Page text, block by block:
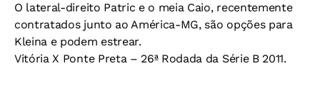
O lateral-direito Patric e o meia Caio, recentemente
contratados junto ao América-MG, são opções para
Kleina e podem estrear.
Vitória X Ponte Preta – 26ª Rodada da Série B 2011.